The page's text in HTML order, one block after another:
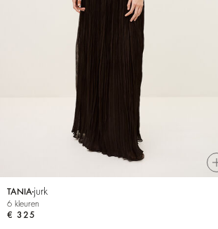
TANIA jurk
6 kleuren
€ 325